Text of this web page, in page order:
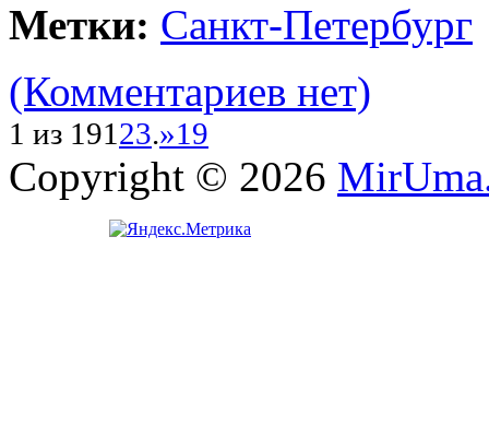
Метки: Санкт-Петербург
(Комментариев нет)
1 из 19123.»19
Copyright © 2026